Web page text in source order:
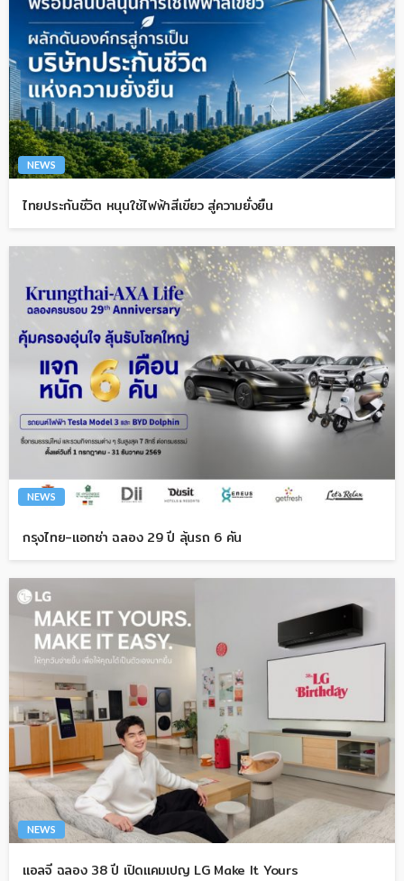
NEWS
ไทยประกันชีวิต หนุนใช้ไฟฟ้าสีเขียว สู่ความยั่งยืน
NEWS
กรุงไทย-แอกซ่า ฉลอง 29 ปี ลุ้นรถ 6 คัน
NEWS
แอลจี ฉลอง 38 ปี เปิดแคมเปญ LG Make It Yours